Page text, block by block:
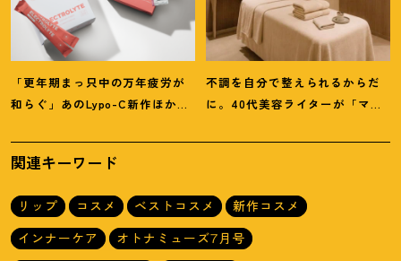
「更年期まっ只中の万年疲労が
和らぐ」あのLypo-C新作ほか40
選
不調を自分で整えられるからだ
に。40代美容ライターが「マイ
験！
関連キーワード
リップ コスメ ベストコスメ
新作コスメ
インナーケア
オトナミューズ7月号